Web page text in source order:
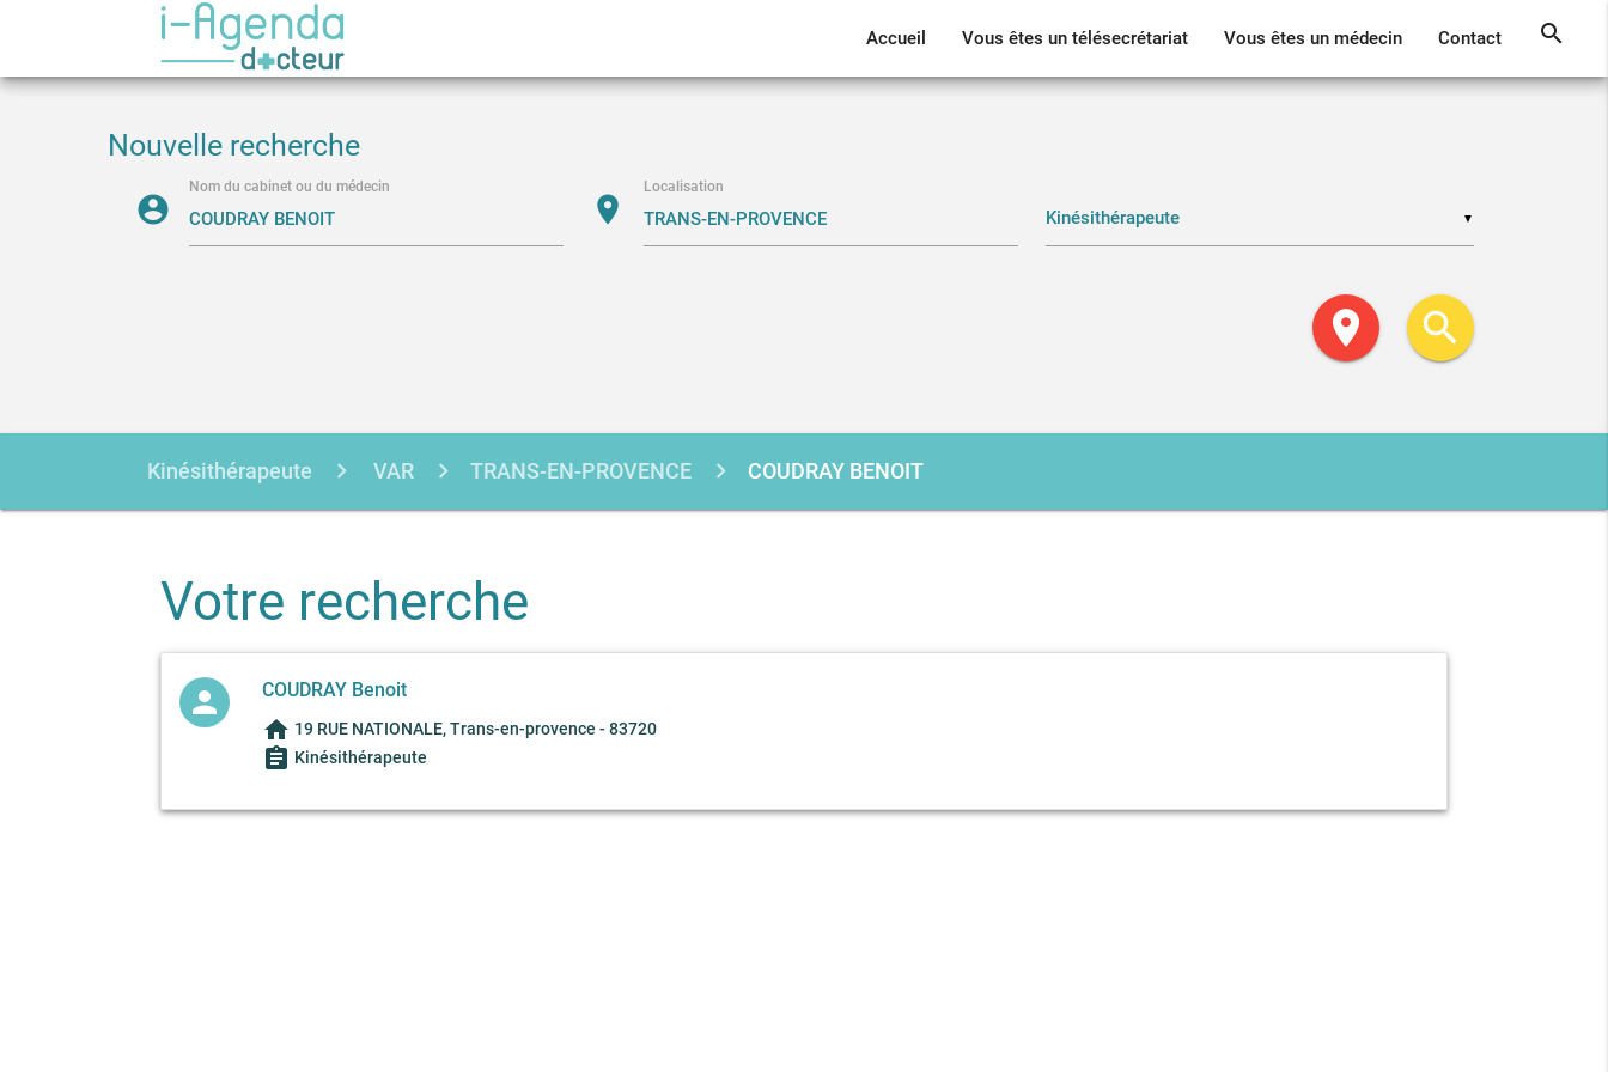
Accueil Vous êtes un télésecrétariat Vous êtes un médecin Contact search
Nouvelle recherche
account_circle
Nom du cabinet ou du médecin
location_on
Localisation
▼
location_on search
Kinésithérapeute VAR TRANS-EN-PROVENCE COUDRAY BENOIT
Votre recherche
person COUDRAY Benoit
home 19 RUE NATIONALE, Trans-en-provence - 83720
assignment Kinésithérapeute